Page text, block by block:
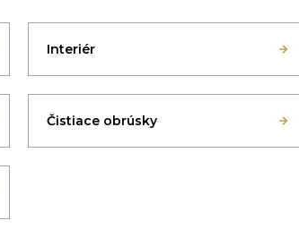
Interiér
Čistiace obrúsky